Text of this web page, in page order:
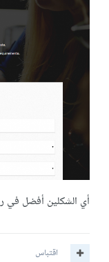
أي الشكلين أفضل في
اقتباس